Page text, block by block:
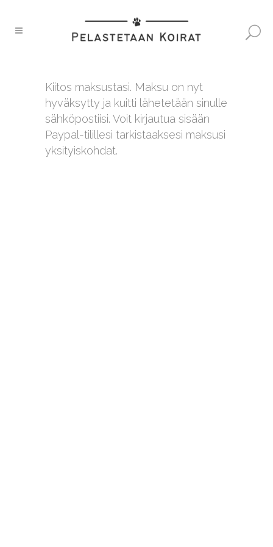
Kiitos maksustasi. Maksu on nyt
hyväksytty ja kuitti lähetetään sinulle
sähköpostiisi. Voit kirjautua sisään
Paypal-tilillesi tarkistaaksesi maksusi
yksityiskohdat.